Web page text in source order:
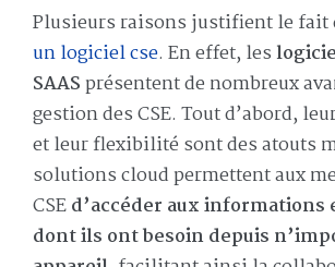
Plusieurs raisons justifient le fait
un logiciel cse. En effet, les
SAASprésentent de nombreux
gestion des CSE. Tout d’abord,
et leur flexibilité sont des atouts
solutions cloud permettent aux
CSEd’accéder aux informations
dont ils ont besoin depuis